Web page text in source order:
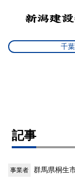
千
記事
事業者 群馬県桐生